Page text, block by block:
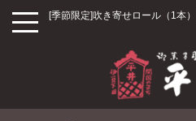
[季節限定]吹き寄せロール（1本